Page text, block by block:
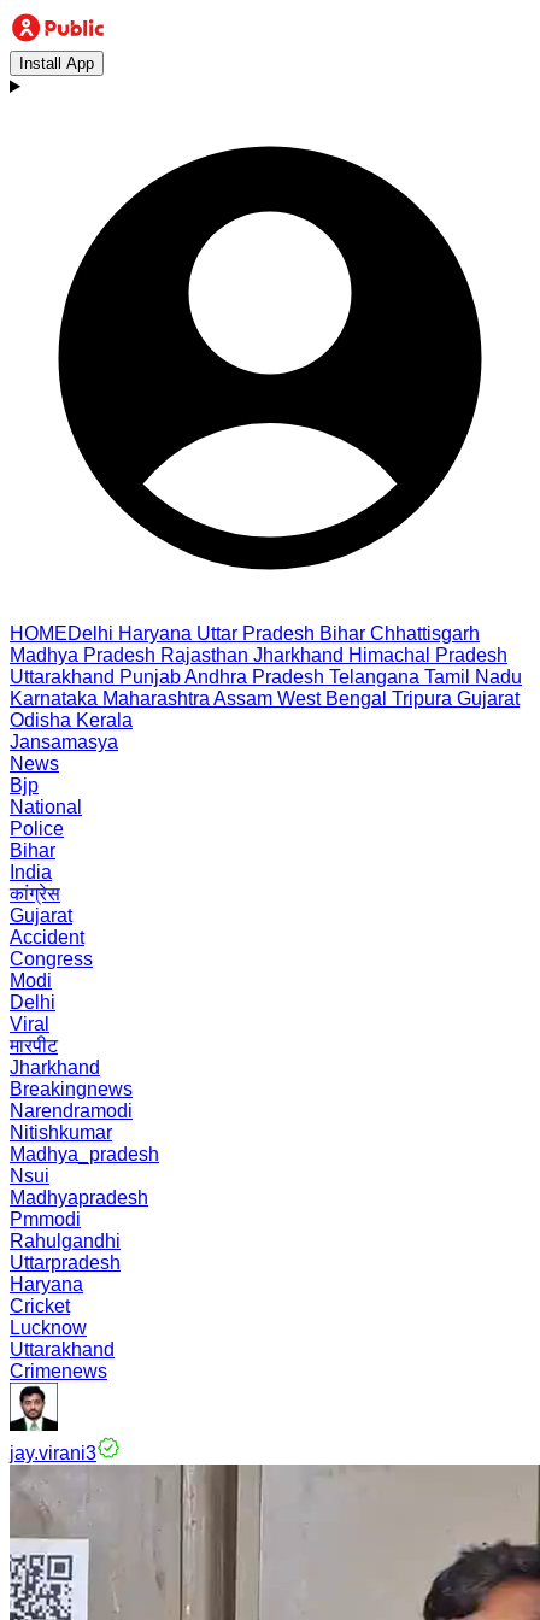
Install App
HOMEDelhi Haryana Uttar Pradesh Bihar Chhattisgarh
Madhya Pradesh Rajasthan Jharkhand Himachal Pradesh
Uttarakhand PunjabAndhra Pradesh Telangana Tamil Nadu
Karnataka Maharashtra Assam West Bengal Tripura Gujarat
Odisha Kerala
Jansamasya
News
Bjp
National
Police
Bihar
India
कांग्रेस
Gujarat
Accident
Congress
Modi
Delhi
Viral
मारपीट
Jharkhand
Breakingnews
Narendramodi
Nitishkumar
Madhya_pradesh
Nsui
Madhyapradesh
Pmmodi
Rahulgandhi
Uttarpradesh
Haryana
Cricket
Lucknow
Uttarakhand
Crimenews
jay.virani3